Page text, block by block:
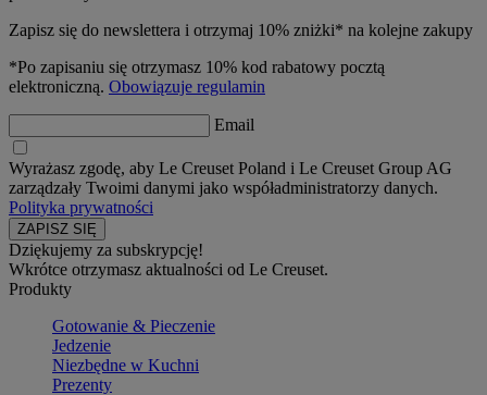
Zapisz się do newslettera i otrzymaj 10% zniżki* na kolejne zakupy
*Po zapisaniu się otrzymasz 10% kod rabatowy pocztą
elektroniczną. Obowiązuje regulamin
Email
Wyrażasz zgodę, aby Le Creuset Poland i Le Creuset Group AG
zarządzały Twoimi danymi jako współadministratorzy danych.
Polityka prywatności
Dziękujemy za subskrypcję!
Wkrótce otrzymasz aktualności od Le Creuset.
Produkty
Gotowanie & Pieczenie
Jedzenie
Niezbędne w Kuchni
Prezenty